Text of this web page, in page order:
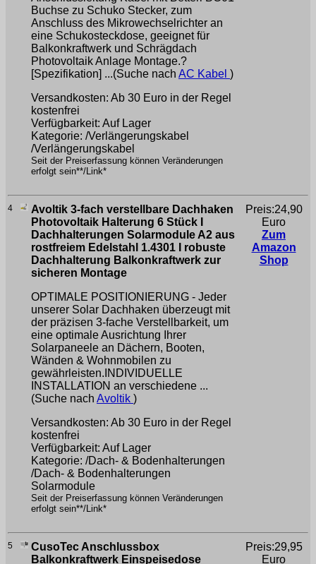
Buchse zu Schuko Stecker, zum
Anschluss des Mikrowechselrichter an
eine Schukosteckdose, geeignet für
Balkonkraftwerk und Schrägdach
Photovoltaik Anlage Montage.?
[Spezifikation] ...(Suche nach AC Kabel )
Versandkosten: Ab 30 Euro in der Regel
kostenfrei
Verfügbarkeit: Auf Lager
Kategorie: /Verlängerungskabel
/Verlängerungskabel
Seit der Preiserfassung können Veränderungen
erfolgt sein**/Link*
4
Avoltik 3-fach verstellbare Dachhaken
Photovoltaik Halterung 6 Stück I
Dachhalterungen Solarmodule A2 aus
rostfreiem Edelstahl 1.4301 I robuste
Dachhalterung Balkonkraftwerk zur
sicheren Montage
OPTIMALE POSITIONIERUNG - Jeder
unserer Solar Dachhaken überzeugt mit
der präzisen 3-fache Verstellbarkeit, um
eine optimale Ausrichtung Ihrer
Solarpaneele an Dächern, Booten,
Wänden & Wohnmobilen zu
gewährleisten.INDIVIDUELLE
INSTALLATION an verschiedene ...
(Suche nach Avoltik )
Versandkosten: Ab 30 Euro in der Regel
kostenfrei
Verfügbarkeit: Auf Lager
Kategorie: /Dach- & Bodenhalterungen
/Dach- & Bodenhalterungen
Solarmodule
Seit der Preiserfassung können Veränderungen
erfolgt sein**/Link*
Preis:24,90
Euro
Zum
Amazon
Shop
5
CusoTec Anschlussbox
Balkonkraftwerk Einspeisedose
Preis:29,95
Euro